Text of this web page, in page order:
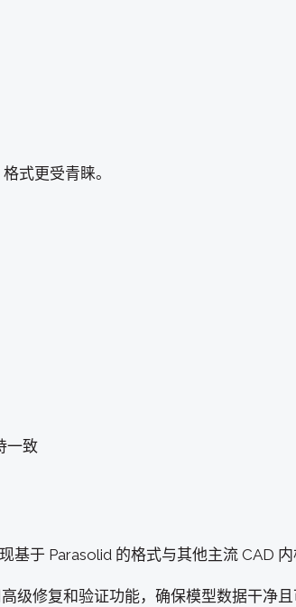
式更受青睐。
一致
基于 Parasolid 的格式与其他主流 CAD 内
级修复和验证功能，确保模型数据干净且